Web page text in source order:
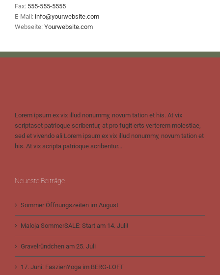
Fax: 555-555-5555
E-Mail: info@yourwebsite.com
Webseite: Yourwebsite.com
Lorem ipsum ex vix illud nonummy, novum tation et his. At vix
scriptaset patrioque scribentur, at pro fugit erts verterem molestiae,
sed et vivendo ali Lorem ipsum ex vix illud nonummy, novum tation et
his. At vix scripta patrioque scribentur...
Neueste Beiträge
Sommer Öffnungszeiten im August
Maloja SommerSALE: Start am 14. Juli!
Gravelründchen am 25. Juli
17. Juni: FaszienYoga im BERG-LOFT